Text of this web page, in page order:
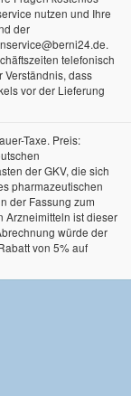
nutzen und Ihre
der
telefonisch
Verständnis, dass
vor der Lieferung
Taxe. Preis:
der GKV, die sich
pharmazeutischen
der Fassung zum
Arzneimitteln ist dieser
würde der
von 5% auf